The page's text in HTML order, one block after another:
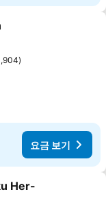
가
요금 보기
추가
Her-